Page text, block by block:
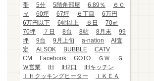
帯
5分 5階角部屋 6.89％
６０
㎡
60坪 67坪 ６丁目
6万円
6万円以下
6帖以上 ６日
70㎡
70坪
７日 8台 8帖 8月末
99
坪
9台 9月上旬 a-nation
AI査
定
ALSOK BUBBLE
CATV
CM
Facebook GOTO ＧＷ
Ｇ
Ｗ営業
IH IH2口
IHキッチン
ＩＨクッキングヒーター
ＩＫＥＡ